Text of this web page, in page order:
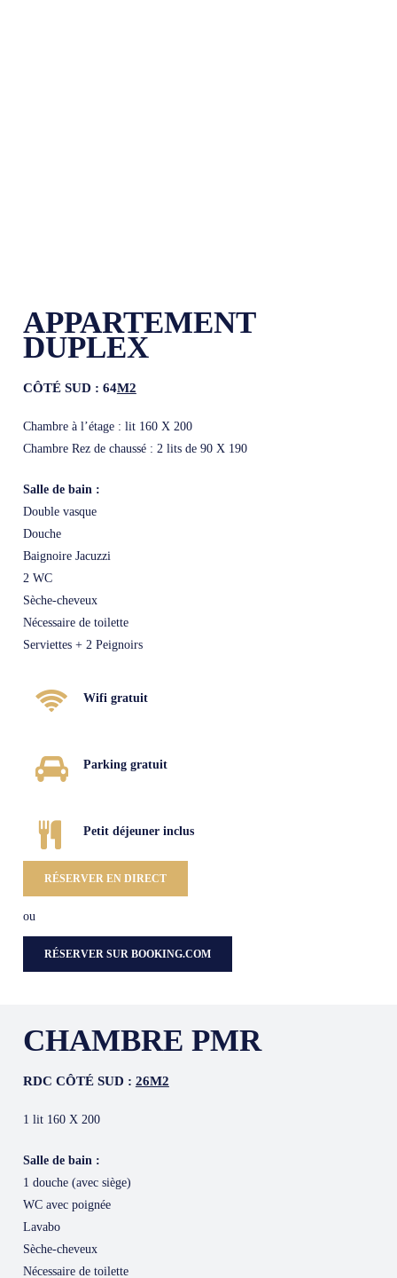
APPARTEMENT
DUPLEX
CÔTÉ SUD : 64M2
Chambre à l’étage : lit 160 X 200
Chambre Rez de chaussé : 2 lits de 90 X 190
Salle de bain :
Double vasque
Douche
Baignoire Jacuzzi
2 WC
Sèche-cheveux
Nécessaire de toilette
Serviettes + 2 Peignoirs
Wifi gratuit
Parking gratuit
Petit déjeuner inclus
RÉSERVER EN DIRECT
ou
RÉSERVER SUR BOOKING.COM
CHAMBRE PMR
RDC CÔTÉ SUD : 26M2
1 lit 160 X 200
Salle de bain :
1 douche (avec siège)
WC avec poignée
Lavabo
Sèche-cheveux
Nécessaire de toilette